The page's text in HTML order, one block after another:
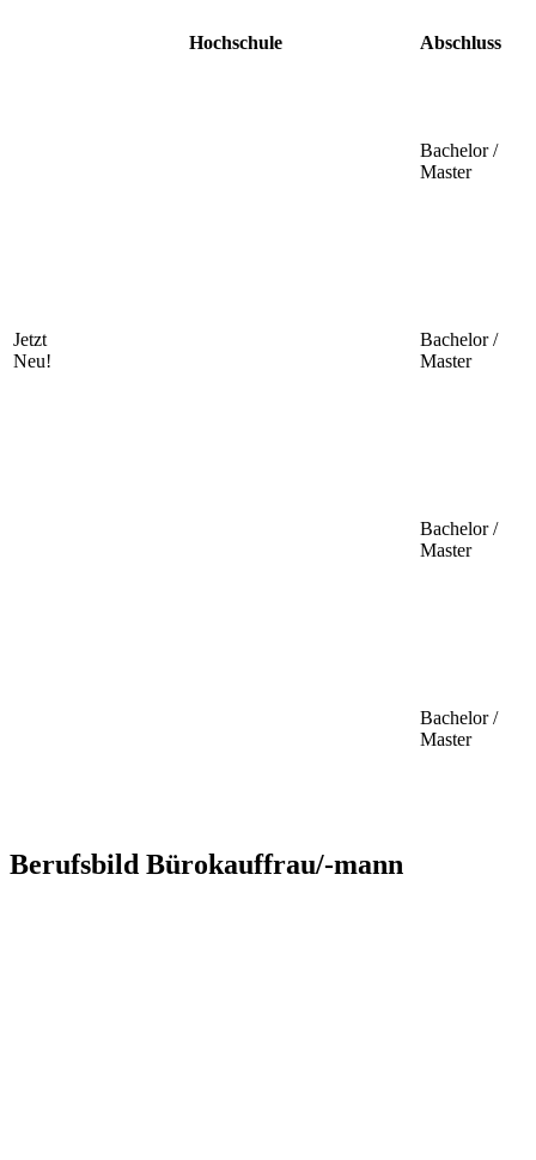
Hochschule Abschluss
Bachelor /
Master
Jetzt
Neu!
Bachelor /
Master
Bachelor /
Master
Bachelor /
Master
Berufsbild Bürokauffrau/-mann